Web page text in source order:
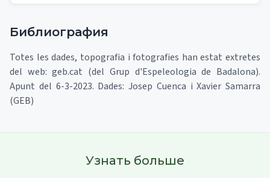
Библиография
Totes les dades, topografia i fotografies han estat extretes
del web: geb.cat (del Grup d'Espeleologia de Badalona).
Apunt del 6-3-2023. Dades: Josep Cuenca i Xavier Samarra
(GEB)
Узнать больше